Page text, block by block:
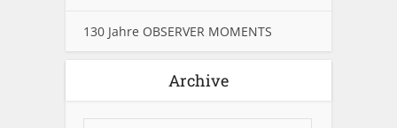
130 Jahre OBSERVER MOMENTS
Archive